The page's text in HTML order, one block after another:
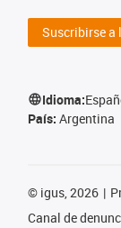
Suscribirse a
Idioma:
País: Argentina
© igus, 2026
Canal de